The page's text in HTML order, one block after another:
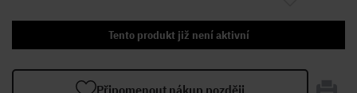
Tento produkt již není aktivní
Připomenout nákup později